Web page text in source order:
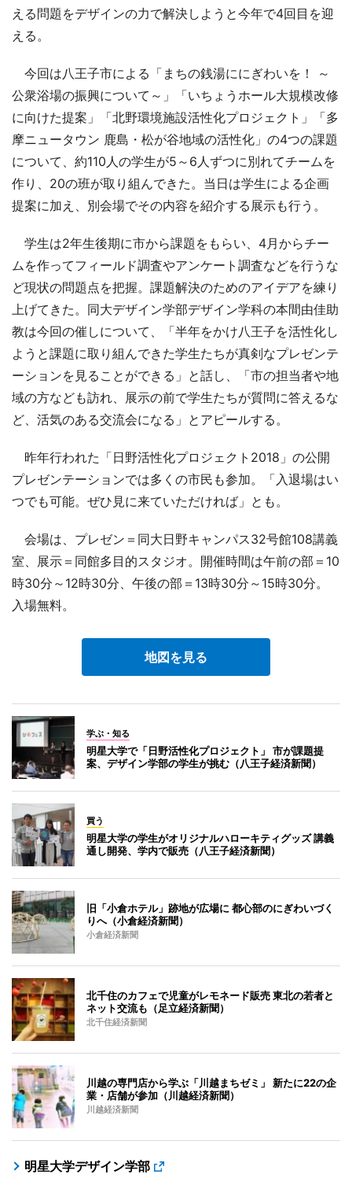
える問題をデザインの力で解決しようと今年で4回目を迎
える。
今回は八王子市による「まちの銭湯ににぎわいを！ ～
公衆浴場の振興について～」「いちょうホール大規模改修
に向けた提案」「北野環境施設活性化プロジェクト」「多
摩ニュータウン 鹿島・松が谷地域の活性化」の4つの課題
について、約110人の学生が5～6人ずつに別れてチームを
作り、20の班が取り組んできた。当日は学生による企画
提案に加え、別会場でその内容を紹介する展示も行う。
学生は2年生後期に市から課題をもらい、4月からチー
ムを作ってフィールド調査やアンケート調査などを行うな
ど現状の問題点を把握。課題解決のためのアイデアを練り
上げてきた。同大デザイン学部デザイン学科の本間由佳助
教は今回の催しについて、「半年をかけ八王子を活性化し
ようと課題に取り組んできた学生たちが真剣なプレゼンテ
ーションを見ることができる」と話し、「市の担当者や地
域の方なども訪れ、展示の前で学生たちが質問に答えるな
ど、活気のある交流会になる」とアピールする。
昨年行われた「日野活性化プロジェクト2018」の公開
プレゼンテーションでは多くの市民も参加。「入退場はい
つでも可能。ぜひ見に来ていただければ」とも。
会場は、プレゼン＝同大日野キャンパス32号館108講義
室、展示＝同館多目的スタジオ。開催時間は午前の部＝10
時30分～12時30分、午後の部＝13時30分～15時30分。
入場無料。
地図を見る
学ぶ・知る
明星大学で「日野活性化プロジェクト」 市が課題提
案、デザイン学部の学生が挑む（八王子経済新聞）
買う
明星大学の学生がオリジナルハローキティグッズ 講義
通し開発、学内で販売（八王子経済新聞）
旧「小倉ホテル」跡地が広場に 都心部のにぎわいづく
りへ（小倉経済新聞）
小倉経済新聞
北千住のカフェで児童がレモネード販売 東北の若者と
ネット交流も（足立経済新聞）
北千住経済新聞
川越の専門店から学ぶ「川越まちゼミ」 新たに22の企
業・店舗が参加（川越経済新聞）
川越経済新聞
明星大学デザイン学部